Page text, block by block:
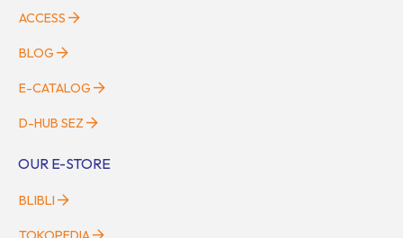
ACCESS
BLOG
E-CATALOG
D-HUB SEZ
OUR E-STORE
BLIBLI